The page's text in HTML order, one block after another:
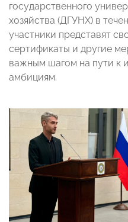
государственного
хозяйства (ДГУНХ) в
участники представят
сертификаты и другие
важным шагом на пути к
амбициям.